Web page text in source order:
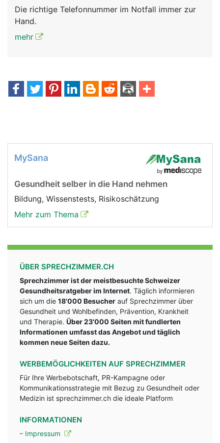
Die richtige Telefonnummer im Notfall immer zur
Hand.
mehr
MySana
Gesundheit selber in die Hand nehmen
Bildung, Wissenstests, Risikoschätzung
Mehr zum Thema
ÜBER SPRECHZIMMER.CH
Sprechzimmer ist der meistbesuchte Schweizer
Gesundheitsratgeber im Internet. Täglich informieren
sich um die 18'000 Besucher auf Sprechzimmer über
Gesundheit und Wohlbefinden, Prävention, Krankheit
und Therapie. Über 23'000 Seiten mit fundlerten
Informationen umfasst das Angebot und täglich
kommen neue Seiten dazu.
WERBEMÖGLICHKEITEN AUF SPRECHZIMMER
Für Ihre Werbebotschaft, PR-Kampagne oder
Kommunikationsstrategie mit Bezug zu Gesundheit oder
Medizin ist sprechzimmer.ch die ideale Platform
INFORMATIONEN
– Impressum